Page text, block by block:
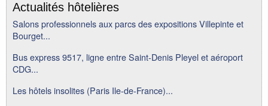
Actualités hôtelières
Salons professionnels aux parcs des expositions Villepinte et
Bourget...
Bus express 9517, ligne entre Saint-Denis Pleyel et aéroport
CDG...
Les hôtels insolites (Paris Ile-de-France)...